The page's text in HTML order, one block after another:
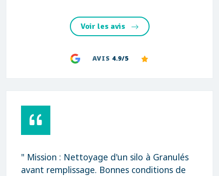
Voir les avis
AVIS 4.9/5
Mission : Nettoyage d'un silo à Granulés
remplissage. Bonnes conditions de